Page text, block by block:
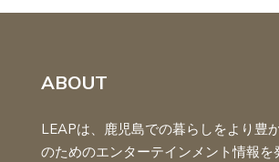
ABOUT
LEAPは、鹿児島での暮らしをより豊
のためのエンターテインメント情報を